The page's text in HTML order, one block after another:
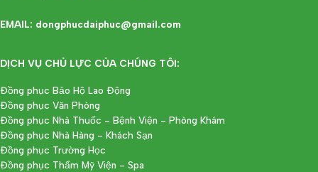
EMAIL: dongphucdaiphuc@gmail.com
DỊCH VỤ CHỦ LỰC CỦA CHÚNG TÔI:
Đồng phục Bảo Hộ Lao Động
Đồng phục Văn Phòng
Đồng phục Nhà Thuốc - Bệnh Viện - Phòng Khám
Đồng phục Nhà Hàng - Khách Sạn
Đồng phục Trường Học
Đồng phục Thẩm Mỹ Viện - Spa